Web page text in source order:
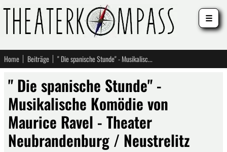
Home Beiträge " Die spanische Stunde" - Musikalische Komödie von Maurice Ravel - Theater Neubrandenburg / Neustrelitz
" Die spanische Stunde" -
Musikalische Komödie von
Maurice Ravel - Theater
Neubrandenburg / Neustrelitz
☰